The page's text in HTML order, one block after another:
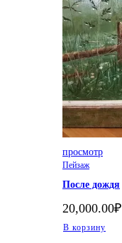
просмотр
Пейзаж
После дождя
20,000.00₽
В корзину